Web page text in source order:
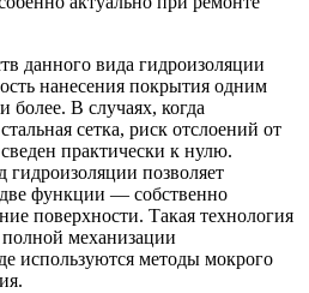
данного вида гидроизоляции
нанесения покрытия одним
В случаях, когда
сетка, риск отслоений от
практически к нулю.
позволяет
функции — собственно
поверхности. Такая технология
механизации
используются методы мокрого